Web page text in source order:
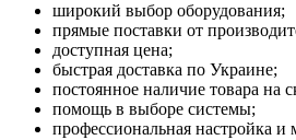
широкий выбор оборудования;
прямые поставки от
доступная цена;
быстрая доставка по Украине;
постоянное наличие товара на
помощь в выборе системы;
профессиональная настройка и